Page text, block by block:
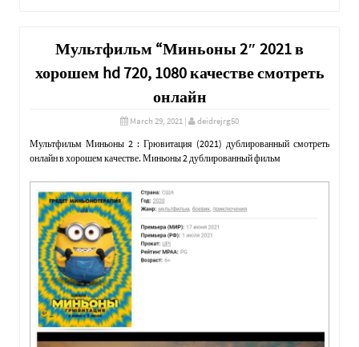
Мультфильм “Миньоны 2″ 2021 в
хорошем hd 720, 1080 качестве смотреть
онлайн
March 29, 2021 | deidrejrg50
Мультфильм Миньоны 2 : Грювитация (2021) дублированный смотреть
онлайн в хорошем качестве. Миньоны 2 дублированный фильм